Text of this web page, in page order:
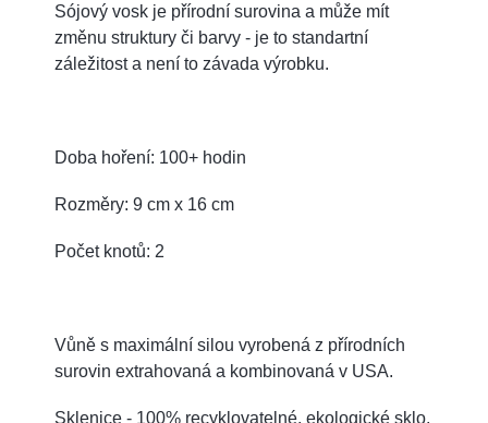
Sójový vosk je přírodní surovina a může mít
změnu struktury či barvy - je to standartní
záležitost a není to závada výrobku.
Doba hoření: 100+ hodin
Rozměry: 9 cm x 16 cm
Počet knotů: 2
Vůně s maximální silou vyrobená z přírodních
surovin extrahovaná a kombinovaná v USA.
Sklenice - 100% recyklovatelné, ekologické sklo,